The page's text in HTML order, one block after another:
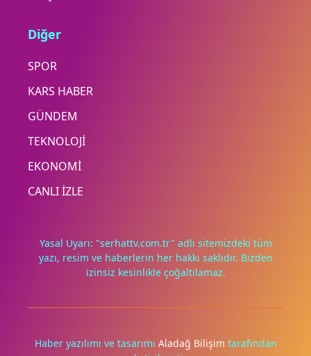
Deneyimini iyileştirmek ve içeriğimizi geliştirmek için çerezler
yalnızca onayınla.
Diğer
SPOR
KARS HABER
GÜNDEM
TEKNOLOJİ
EKONOMİ
CANLI İZLE
Yasal Uyarı: "serhattv.com.tr" adlı sitemizdeki tüm
yazı, resim ve haberlerin her hakkı saklıdır. Bizden
izinsiz kesinlikle çoğaltılamaz.
Haber yazılımı ve tasarımı Aladağ Bilişim tarafından